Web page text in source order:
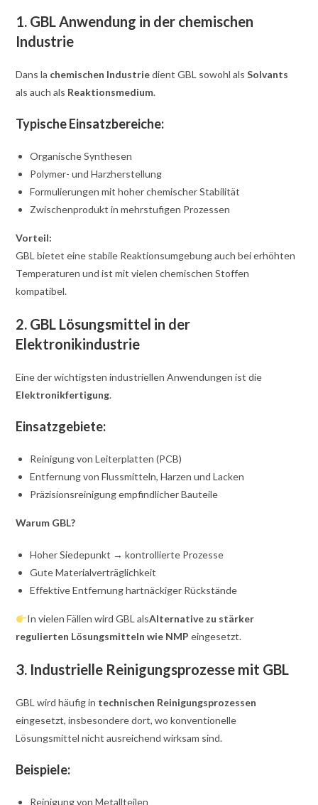
1. GBL Anwendung in der chemischen
Industrie
Dans la chemischen Industriedient GBL sowohl alsSolvants
als auch als Reaktionsmedium.
Typische Einsatzbereiche:
Organische Synthesen
Polymer- und Harzherstellung
Formulierungen mit hoher chemischer Stabilität
Zwischenprodukt in mehrstufigen Prozessen
Vorteil:
GBL bietet eine stabile Reaktionsumgebung auch bei erhöhten
Temperaturen und ist mit vielen chemischen Stoffen
kompatibel.
2. GBL Lösungsmittel in der
Elektronikindustrie
Eine der wichtigsten industriellen Anwendungen ist die
Elektronikfertigung.
Einsatzgebiete:
Reinigung von Leiterplatten (PCB)
Entfernung von Flussmitteln, Harzen und Lacken
Präzisionsreinigung empfindlicher Bauteile
Warum GBL?
Hoher Siedepunkt → kontrollierte Prozesse
Gute Materialverträglichkeit
Effektive Entfernung hartnäckiger Rückstände
In vielen Fällen wird GBL alsAlternative zu stärker
regulierten Lösungsmitteln wie NMP eingesetzt.
3. Industrielle Reinigungsprozesse mit GBL
GBL wird häufig in technischen Reinigungsprozessen
eingesetzt, insbesondere dort, wo konventionelle
Lösungsmittel nicht ausreichend wirksam sind.
Beispiele:
Reinigung von Metallteilen